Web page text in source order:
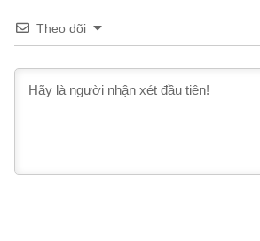
Theo dõi